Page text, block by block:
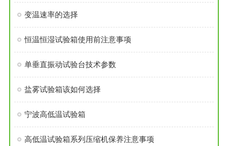
变温速率的选择
恒温恒湿试验箱使用前注意事项
单垂直振动试验台技术参数
盐雾试验箱该如何选择
宁波高低温试验箱
高低温试验箱系列压缩机保养注意事项